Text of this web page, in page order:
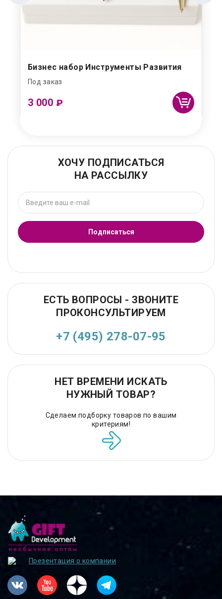
Бизнес набор Инструменты Развития
Под заказ
3 000 ₽
ХОЧУ ПОДПИСАТЬСЯ
НА РАССЫЛКУ
Подписаться
ЕСТЬ ВОПРОСЫ - ЗВОНИТЕ
ПРОКОНСУЛЬТИРУЕМ
+7 (495) 278-07-95
НЕТ ВРЕМЕНИ ИСКАТЬ
НУЖНЫЙ ТОВАР?
Сделаем подборку товаров по вашим
критериям!
Презентация о компании